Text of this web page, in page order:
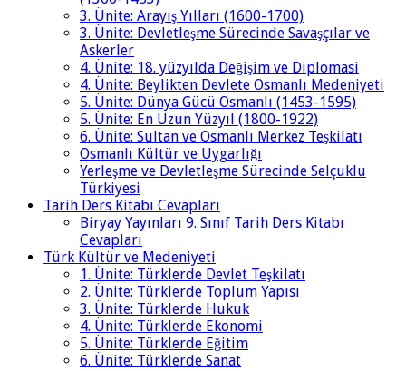
3. Ünite: Arayış Yılları (1600-1700)
3. Ünite: Devletleşme Sürecinde Savaşçılar ve
Askerler
4. Ünite: 18. yüzyılda Değişim ve Diplomasi
4. Ünite: Beylikten Devlete Osmanlı Medeniyeti
5. Ünite: Dünya Gücü Osmanlı (1453-1595)
5. Ünite: En Uzun Yüzyıl (1800-1922)
6. Ünite: Sultan ve Osmanlı Merkez Teşkilatı
Osmanlı Kültür ve Uygarlığı
Yerleşme ve Devletleşme Sürecinde Selçuklu
Türkiyesi
Tarih Ders Kitabı Cevapları
Biryay Yayınları 9. Sınıf Tarih Ders Kitabı
Cevapları
Türk Kültür ve Medeniyeti
1. Ünite: Türklerde Devlet Teşkilatı
2. Ünite: Türklerde Toplum Yapısı
3. Ünite: Türklerde Hukuk
4. Ünite: Türklerde Ekonomi
5. Ünite: Türklerde Eğitim
6. Ünite: Türklerde Sanat